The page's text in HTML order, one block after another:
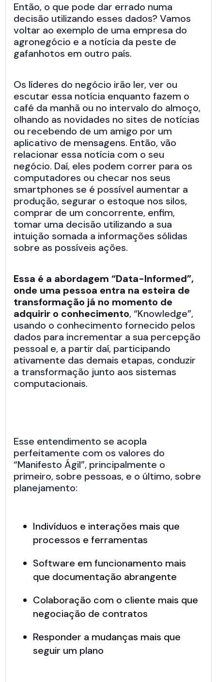
Então, o que pode dar errado numa
decisão utilizando esses dados? Vamos
voltar ao exemplo de uma empresa do
agronegócio e a notícia da peste de
gafanhotos em outro país.
Os líderes do negócio irão ler, ver ou
escutar essa notícia enquanto fazem o
café da manhã ou no intervalo do almoço,
olhando as novidades no sites de notícias
ou recebendo de um amigo por um
aplicativo de mensagens. Então, vão
relacionar essa notícia com o seu
negócio. Daí, eles podem correr para os
computadores ou checar nos seus
smartphones se é possível aumentar a
produção, segurar o estoque nos silos,
comprar de um concorrente, enfim,
tomar uma decisão utilizando a sua
intuição somada a informações sólidas
sobre as possíveis ações.
Essa é a abordagem “Data-Informed”,
onde uma pessoa entra na esteira de
transformação já no momento de
adquirir o conhecimento, “Knowledge”,
usando o conhecimento fornecido pelos
dados para incrementar a sua percepção
pessoal e, a partir daí, participando
ativamente das demais etapas, conduzir
a transformação junto aos sistemas
computacionais.
Esse entendimento se acopla
perfeitamente com os valores do
“Manifesto Ágil”, principalmente o
primeiro, sobre pessoas, e o último, sobre
planejamento:
Indivíduos e interações mais que
processos e ferramentas
Software em funcionamento mais
que documentação abrangente
Colaboração com o cliente mais que
negociação de contratos
Responder a mudanças mais que
seguir um plano